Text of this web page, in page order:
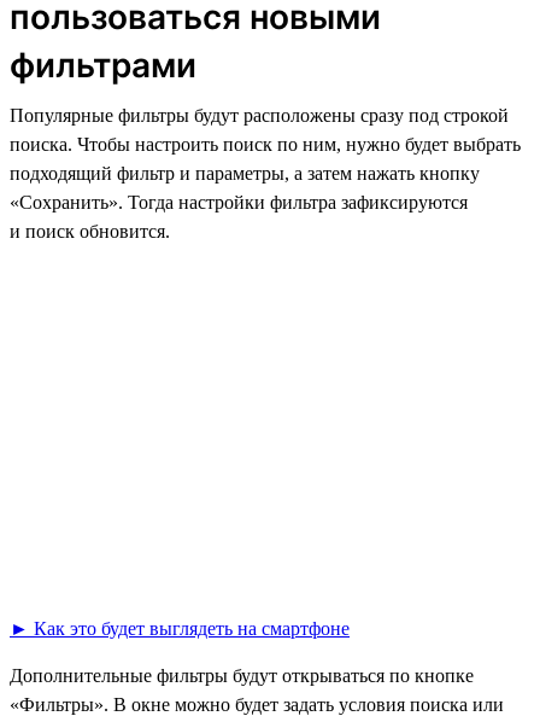
пользоваться новыми
фильтрами
Популярные фильтры будут расположены сразу под строкой
поиска. Чтобы настроить поиск по ним, нужно будет выбрать
подходящий фильтр и параметры, а затем нажать кнопку
«Сохранить». Тогда настройки фильтра зафиксируются
и поиск обновится.
► Как это будет выглядеть на смартфоне
Дополнительные фильтры будут открываться по кнопке
«Фильтры». В окне можно будет задать условия поиска или